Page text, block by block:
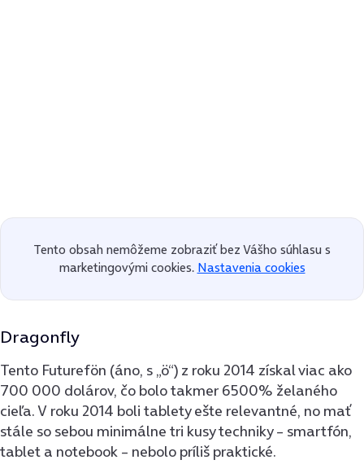
Tento obsah nemôžeme zobraziť bez Vášho súhlasu s
marketingovými cookies. Nastavenia cookies
Dragonfly
Tento Futurefön (áno, s „ö“) z roku 2014 získal viac ako
700 000 dolárov, čo bolo takmer 6500% želaného
cieľa. V roku 2014 boli tablety ešte relevantné, no mať
stále so sebou minimálne tri kusy techniky – smartfón,
tablet a notebook – nebolo príliš praktické.